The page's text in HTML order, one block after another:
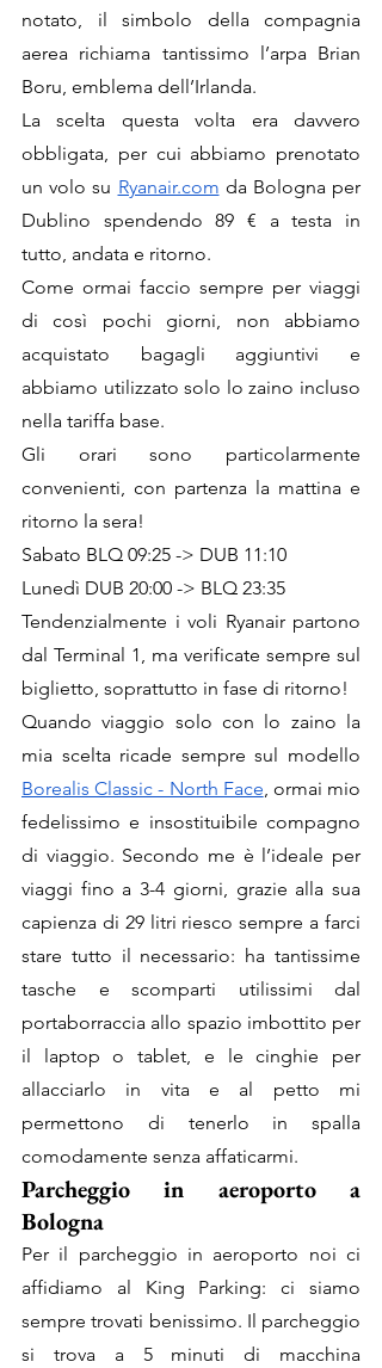
notato, il simbolo della compagnia
aerea richiama tantissimo l’arpa Brian
Boru, emblema dell’Irlanda.
La scelta questa volta era davvero
obbligata, per cui abbiamo prenotato
un volo su Ryanair.com da Bologna per
Dublino spendendo 89 € a testa in
tutto, andata e ritorno.
Come ormai faccio sempre per viaggi
di così pochi giorni, non abbiamo
acquistato bagagli aggiuntivi e
abbiamo utilizzato solo lo zaino incluso
nella tariffa base.
Gli orari sono particolarmente
convenienti, con partenza la mattina e
ritorno la sera!
Sabato BLQ 09:25 -> DUB 11:10
Lunedì DUB 20:00 -> BLQ 23:35
Tendenzialmente i voli Ryanair partono
dal Terminal 1, ma verificate sempre sul
biglietto, soprattutto in fase di ritorno!
Quando viaggio solo con lo zaino la
Borealis Classic - North Face, ormai mio
fedelissimo e insostituibile compagno
di viaggio. Secondo me è l’ideale per
viaggi fino a 3-4 giorni, grazie alla sua
capienza di 29 litri riesco sempre a farci
stare tutto il necessario: ha tantissime
tasche e scomparti utilissimi dal
portaborraccia allo spazio imbottito per
il laptop o tablet, e le cinghie per
allacciarlo in vita e al petto mi
permettono di tenerlo in spalla
comodamente senza affaticarmi.
Parcheggio in aeroporto a
Bologna
Per il parcheggio in aeroporto noi ci
affidiamo al King Parking: ci siamo
sempre trovati benissimo. Il parcheggio
si trova a 5 minuti di macchina